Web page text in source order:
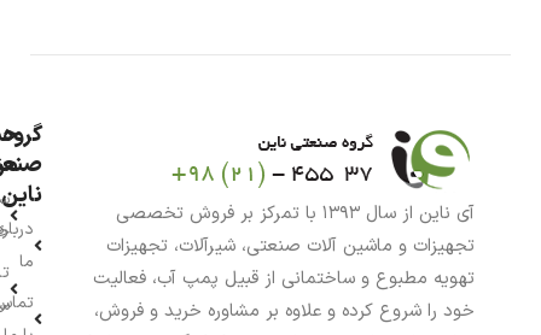
آی ناین از سال ۱۳۹۳ با تمرکز بر فروش تخصصی
تجهیزات و ماشین آلات صنعتی، شیرآلات، تجهیزات
تهویه مطبوع و ساختمانی از قبیل پمپ آب، فعالیت
خود را شروع کرده و علاوه بر مشاوره خرید و فروش،
گروه
ناین
ما